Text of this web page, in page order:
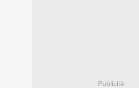
Publicité